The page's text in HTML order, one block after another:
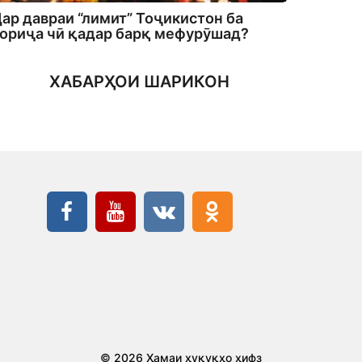
давраи “лимит” Тоҷикистон ба
чӣ қадар барқ мефурӯшад?
ХАБАРҲОИ ШАРИКОН
© 2026 Ҳамаи ҳуқуқҳо ҳифз